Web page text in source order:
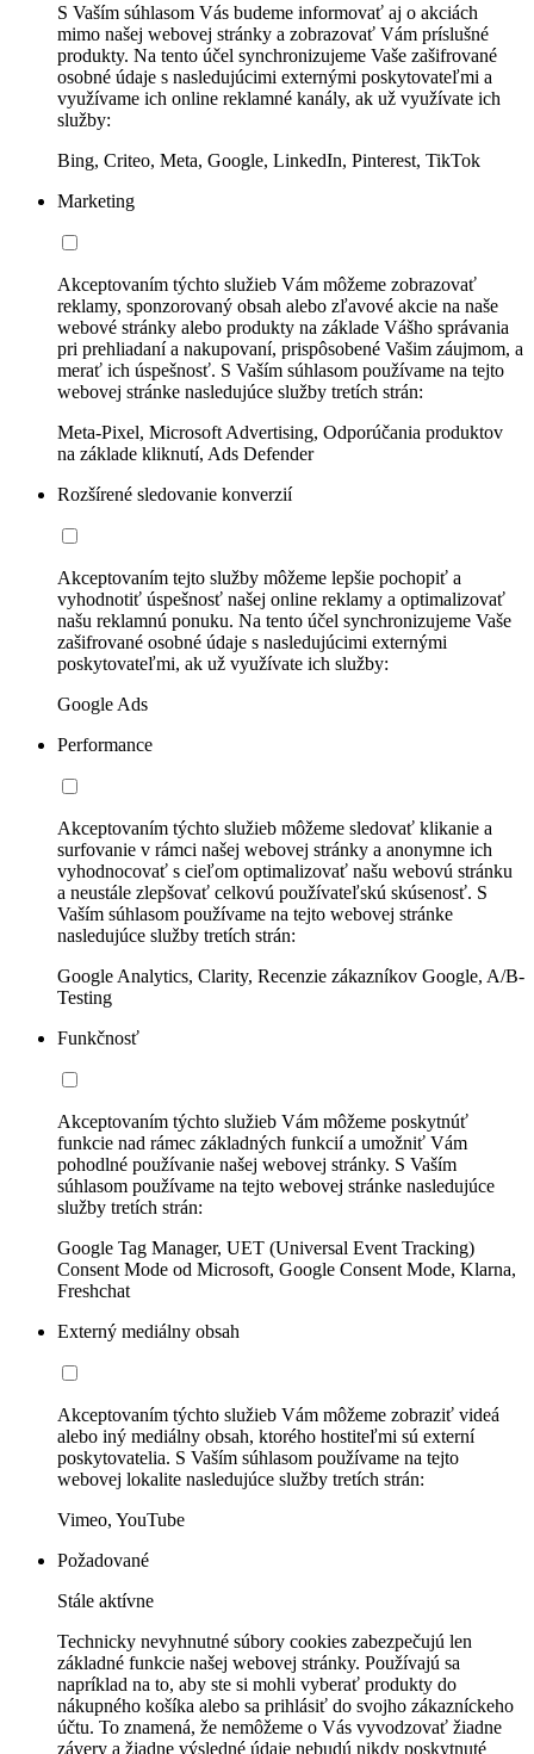
S Vaším súhlasom Vás budeme informovať aj o akciách
mimo našej webovej stránky a zobrazovať Vám príslušné
produkty. Na tento účel synchronizujeme Vaše zašifrované
osobné údaje s nasledujúcimi externými poskytovateľmi a
využívame ich online reklamné kanály, ak už využívate ich
služby:
Bing, Criteo, Meta, Google, LinkedIn, Pinterest, TikTok
Marketing
Akceptovaním týchto služieb Vám môžeme zobrazovať
reklamy, sponzorovaný obsah alebo zľavové akcie na naše
webové stránky alebo produkty na základe Vášho správania
pri prehliadaní a nakupovaní, prispôsobené Vašim záujmom, a
merať ich úspešnosť. S Vaším súhlasom používame na tejto
webovej stránke nasledujúce služby tretích strán:
Meta-Pixel, Microsoft Advertising, Odporúčania produktov
na základe kliknutí, Ads Defender
Rozšírené sledovanie konverzií
Akceptovaním tejto služby môžeme lepšie pochopiť a
vyhodnotiť úspešnosť našej online reklamy a optimalizovať
našu reklamnú ponuku. Na tento účel synchronizujeme Vaše
zašifrované osobné údaje s nasledujúcimi externými
poskytovateľmi, ak už využívate ich služby:
Google Ads
Performance
Akceptovaním týchto služieb môžeme sledovať klikanie a
surfovanie v rámci našej webovej stránky a anonymne ich
vyhodnocovať s cieľom optimalizovať našu webovú stránku
a neustále zlepšovať celkovú používateľskú skúsenosť. S
Vaším súhlasom používame na tejto webovej stránke
nasledujúce služby tretích strán:
Google Analytics, Clarity, Recenzie zákazníkov Google, A/B-
Testing
Funkčnosť
Akceptovaním týchto služieb Vám môžeme poskytnúť
funkcie nad rámec základných funkcií a umožniť Vám
pohodlné používanie našej webovej stránky. S Vaším
súhlasom používame na tejto webovej stránke nasledujúce
služby tretích strán:
Google Tag Manager, UET (Universal Event Tracking)
Consent Mode od Microsoft, Google Consent Mode, Klarna,
Freshchat
Externý mediálny obsah
Akceptovaním týchto služieb Vám môžeme zobraziť videá
alebo iný mediálny obsah, ktorého hostiteľmi sú externí
poskytovatelia. S Vaším súhlasom používame na tejto
webovej lokalite nasledujúce služby tretích strán:
Vimeo, YouTube
Požadované
Stále aktívne
Technicky nevyhnutné súbory cookies zabezpečujú len
základné funkcie našej webovej stránky. Používajú sa
napríklad na to, aby ste si mohli vyberať produkty do
nákupného košíka alebo sa prihlásiť do svojho zákazníckeho
účtu. To znamená, že nemôžeme o Vás vyvodzovať žiadne
závery a žiadne výsledné údaje nebudú nikdy poskytnuté